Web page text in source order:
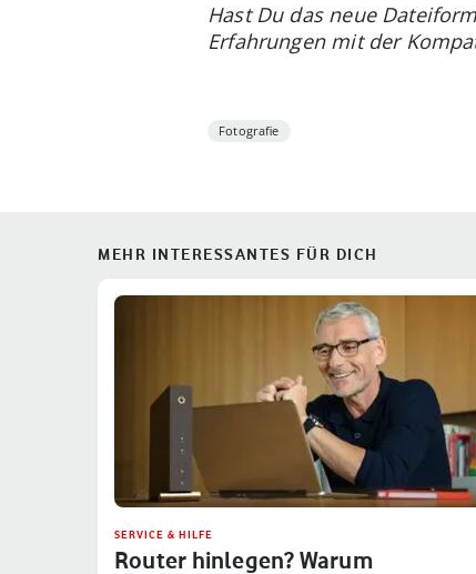
Hast Du das neue
Erfahrungen mit der
Fotografie
MEHR INTERESSANTES FÜR DICH
SERVICE & HILFE
Router hinlegen? Warum